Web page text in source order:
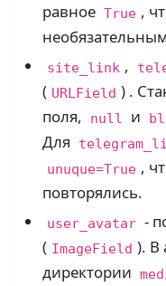
равное True ,
site_link ,
( URLField ) .
поля,
null и
Для
unuque=True ,
повторялись.
user_avatar -
( ImageField ). В
директории